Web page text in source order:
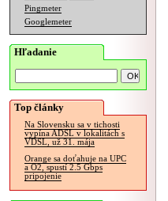
Pingmeter
Googlemeter
Hľadanie
Top články
Na Slovensku sa v tichosti
vypína ADSL v lokalitách s
VDSL, už 31. mája
Orange sa doťahuje na UPC
a O2, spustí 2.5 Gbps
pripojenie